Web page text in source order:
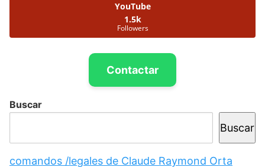
YouTube
1.5k
Followers
Contactar
Buscar
Buscar
comandos /legales de Claude Raymond Orta